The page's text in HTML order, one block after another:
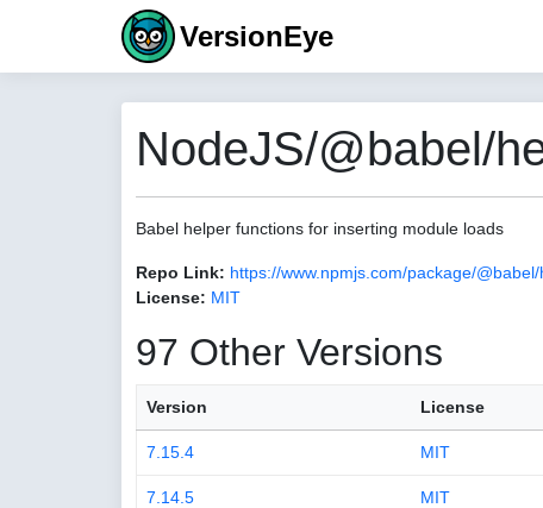
VersionEye
NodeJS/@babel/
Babel helper functions for inserting module loads
Repo Link: https://www.npmjs.com/package/
License: MIT
97 Other Versions
Version License
7.15.4 MIT
7.14.5 MIT